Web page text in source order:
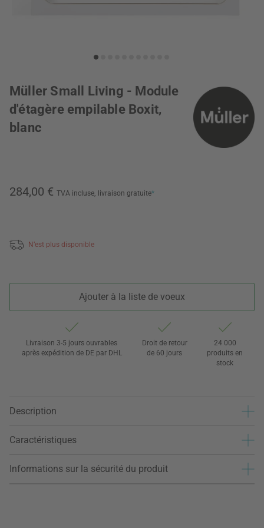
Müller Small Living - Module
d'étagère empilable Boxit,
blanc
284,00 € TVA incluse, livraison gratuite*
N’est plus disponible
Ajouter à la liste de voeux
Livraison 3-5 jours ouvrables
après expédition de DE par DHL
Droit de retour
de 60 jours
24 000
produits en
stock
Description
Caractéristiques
Informations sur la sécurité du produit